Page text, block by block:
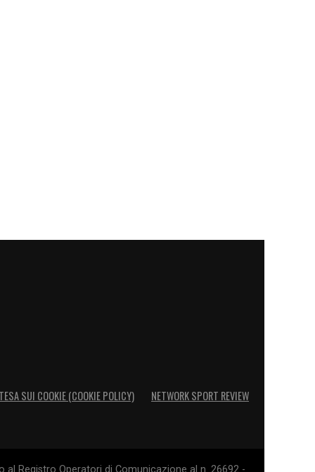
SUI COOKIE (COOKIE POLICY) NETWORK SPORT REVIEW
Registro Operatori di Comunicazione al n. 26692 -